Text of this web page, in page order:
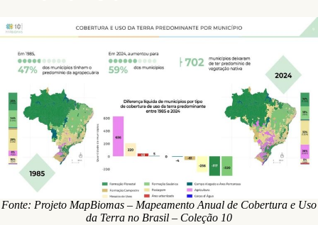
Fonte: Projeto MapBiomas – Mapeamento Anual de Cobertura e Uso
da Terra no Brasil – Coleção 10